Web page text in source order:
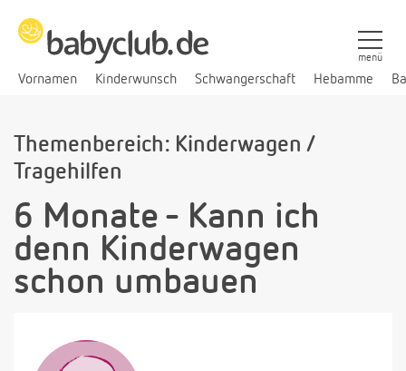
Vornamen Kinderwunsch Schwangerschaft Hebamme
menü
Themenbereich: Kinderwagen /
Tragehilfen
6 Monate - Kann ich
denn Kinderwagen
schon umbauen